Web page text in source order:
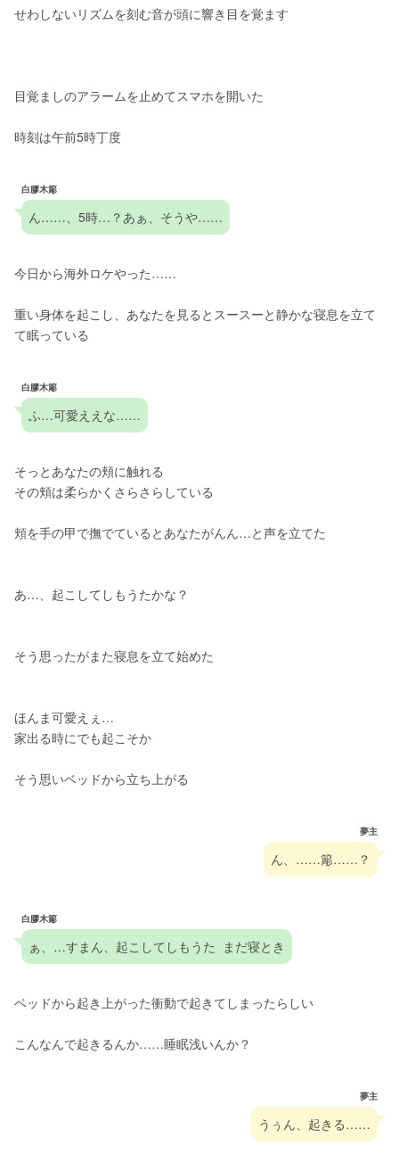
せわしないリズムを刻む音が頭に響き目を覚ます
目覚ましのアラームを止めてスマホを開いた
時刻は午前5時丁度
白膠木簓
ん……、5時…？あぁ、そうや……
今日から海外ロケやった……
重い身体を起こし、あなたを見るとスースーと静かな寝息を立て
て眠っている
白膠木簓
ふ…可愛ええな……
そっとあなたの頬に触れる
その頬は柔らかくさらさらしている
頬を手の甲で撫でているとあなたがんん…と声を立てた
あ…、起こしてしもうたかな？
そう思ったがまた寝息を立て始めた
ほんま可愛えぇ…
家出る時にでも起こそか
そう思いベッドから立ち上がる
夢主
ん、……簓……？
白膠木簓
ぁ、…すまん、起こしてしもうた  まだ寝とき
ベッドから起き上がった衝動で起きてしまったらしい
こんなんで起きるんか……睡眠浅いんか？
夢主
うぅん、起きる……